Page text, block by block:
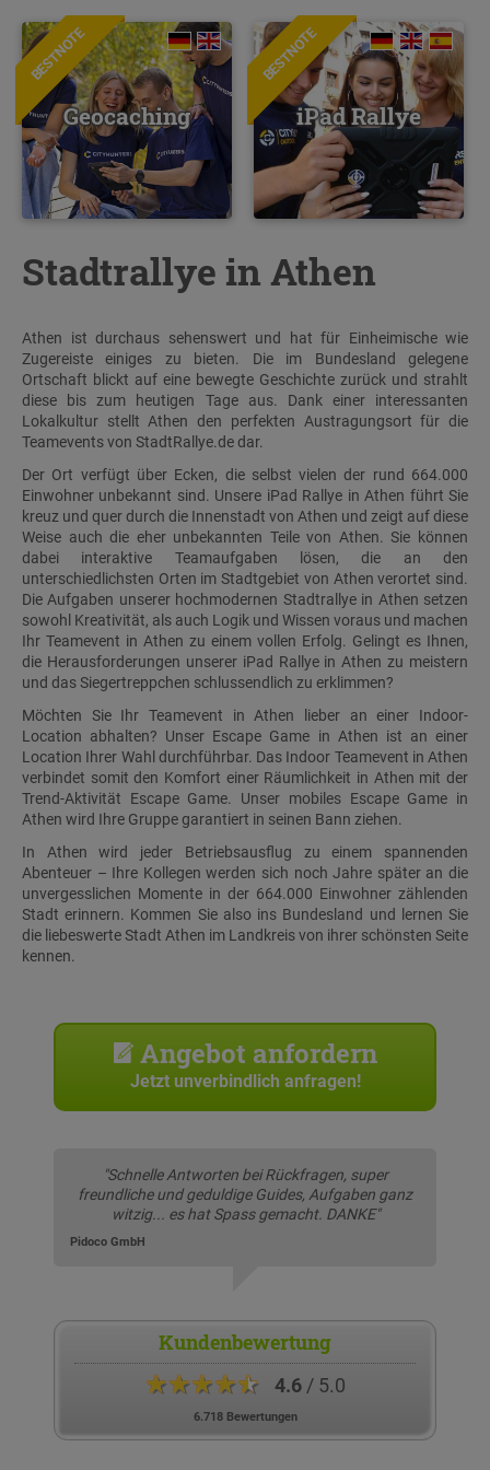
BESTNOTE
Geocaching
BESTNOTE
iPad Rallye
Stadtrallye in Athen
Athen ist durchaus sehenswert und hat für Einheimische wie
Zugereiste einiges zu bieten. Die im Bundesland gelegene
Ortschaft blickt auf eine bewegte Geschichte zurück und strahlt
diese bis zum heutigen Tage aus. Dank einer interessanten
Lokalkultur stellt Athen den perfekten Austragungsort für die
Teamevents von StadtRallye.de dar.
Der Ort verfügt über Ecken, die selbst vielen der rund 664.000
Einwohner unbekannt sind. Unsere iPad Rallye in Athen führt Sie
kreuz und quer durch die Innenstadt von Athen und zeigt auf diese
Weise auch die eher unbekannten Teile von Athen. Sie können
dabei interaktive Teamaufgaben lösen, die an den
unterschiedlichsten Orten im Stadtgebiet von Athen verortet sind.
Die Aufgaben unserer hochmodernen Stadtrallye in Athen setzen
sowohl Kreativität, als auch Logik und Wissen voraus und machen
Ihr Teamevent in Athen zu einem vollen Erfolg. Gelingt es Ihnen,
die Herausforderungen unserer iPad Rallye in Athen zu meistern
und das Siegertreppchen schlussendlich zu erklimmen?
Möchten Sie Ihr Teamevent in Athen lieber an einer Indoor-
Location abhalten? Unser Escape Game in Athen ist an einer
Location Ihrer Wahl durchführbar. Das Indoor Teamevent in Athen
verbindet somit den Komfort einer Räumlichkeit in Athen mit der
Trend-Aktivität Escape Game. Unser mobiles Escape Game in
Athen wird Ihre Gruppe garantiert in seinen Bann ziehen.
In Athen wird jeder Betriebsausflug zu einem spannenden
Abenteuer – Ihre Kollegen werden sich noch Jahre später an die
unvergesslichen Momente in der 664.000 Einwohner zählenden
Stadt erinnern. Kommen Sie also ins Bundesland und lernen Sie
die liebeswerte Stadt Athen im Landkreis von ihrer schönsten Seite
kennen.
Angebot anfordern
Jetzt unverbindlich anfragen!
"Schnelle Antworten bei Rückfragen, super
freundliche und geduldige Guides, Aufgaben ganz
witzig... es hat Spass gemacht. DANKE"
Pidoco GmbH
Kundenbewertung
★★★★★ 4.6/ 5.0
6.718 Bewertungen